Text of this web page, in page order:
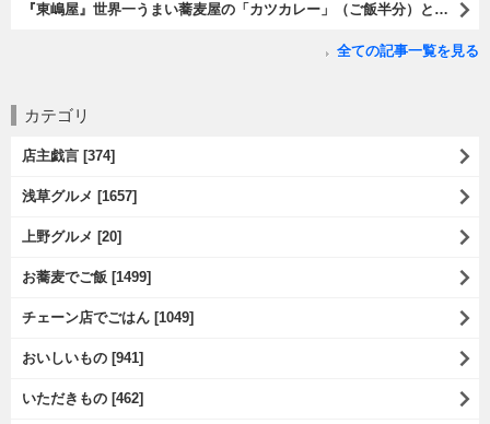
『東嶋屋』世界一うまい蕎麦屋の「カツカレー」（ご飯半分）と「おしんこ盛り合わせ」と「ビ―ル」でランチ。もう、ほんとうまいのだから、みんな食べてみてね、と云爾（笑）。（東嶋屋：竜泉一丁目）
全ての記事一覧を見る
カテゴリ
店主戯言 [374]
浅草グルメ [1657]
上野グルメ [20]
お蕎麦でご飯 [1499]
チェーン店でごはん [1049]
おいしいもの [941]
いただきもの [462]